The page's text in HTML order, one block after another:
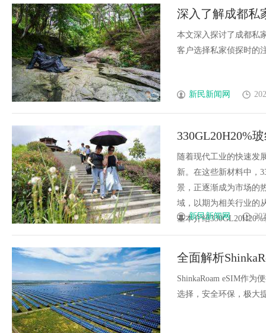
深入了解成都私
本文深入探讨了成都私
客户选择私家侦探时的
新民新闻网
330GL20H20%
随着现代工业的快速发
新。在这些新材料中，
景，正逐渐成为市场的
域，以期为相关行业的
基本介绍
新民新闻网
全面解析
ShinkaRoam eSIM作为
选择，安全环保，极大